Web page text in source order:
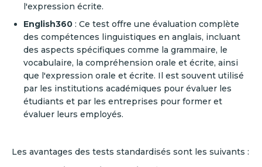
l'expression écrite.
English360 : Ce test offre une évaluation complète
des compétences linguistiques en anglais, incluant
des aspects spécifiques comme la grammaire, le
vocabulaire, la compréhension orale et écrite, ainsi
que l'expression orale et écrite. Il est souvent utilisé
par les institutions académiques pour évaluer les
étudiants et par les entreprises pour former et
évaluer leurs employés.
Les avantages des tests standardisés sont les suivants :